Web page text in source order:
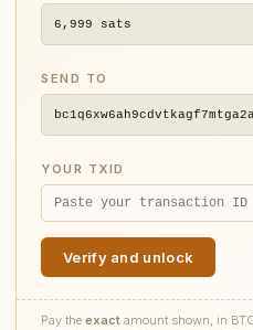
6,999 sats
SEND TO
YOUR TXID
Verify and unlock
Pay the exact amount shown, in